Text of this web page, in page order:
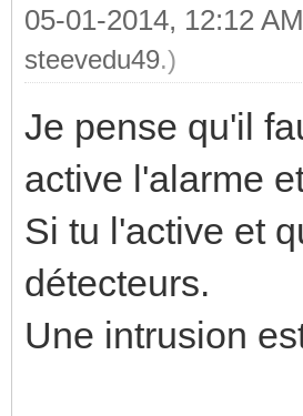
05-01-2014, 12:12 AM
steevedu49.)
Je pense qu'il
active l'alarme
Si tu l'active et
détecteurs.
Une intrusion